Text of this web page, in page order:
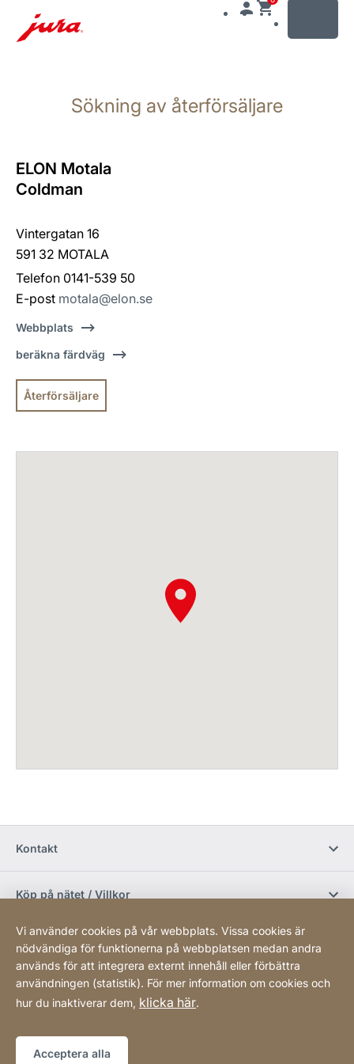
sökning
Sökning av återförsäljare
ELON Motala
Coldman
Vintergatan 16
591 32 MOTALA
Telefon 0141-539 50
E-post motala@elon.se
Webbplats
beräkna färdväg
Återförsäljare
Kontakt
Köp på nätet / Villkor
Newsletter
Webbplats
[Website
Sitemap
Vi använder cookies på vår webbplats. Vissa cookies är
nödvändiga för funktionerna på webbplatsen medan andra
används för att integrera externt innehåll eller förbättra
användningen (statistik). För mer information om cookies och
hur du inaktiverar dem, klicka här.
Acceptera alla